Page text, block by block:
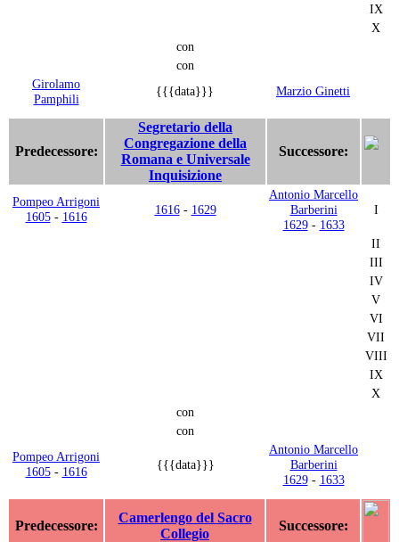
IX
X
con
con
Girolamo
Pamphili
{{{data}}} Marzio Ginetti
Predecessore:
Segretario della
Congregazione della
Romana e Universale
Inquisizione
Successore:
Pompeo Arrigoni
1605- 1616 1616- 1629
Antonio Marcello
Barberini
1629- 1633
I
II
III
IV
V
VI
VII
VIII
IX
X
con
con
Pompeo Arrigoni
1605- 1616 {{{data}}}
Antonio Marcello
Barberini
1629- 1633
Predecessore:
Camerlengo del Sacro
Collegio
Successore: